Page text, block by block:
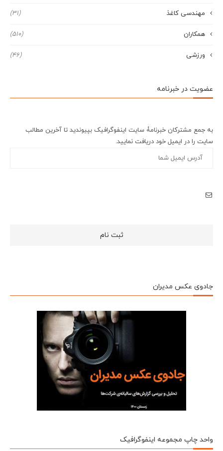
مهندسی کاغذ (31)
همکاران (510)
ورزشی (46)
عضویت در خبرنامه
به جمع مشترکان خبرنامۀ سایت اینفوگرافیک بپیوندید تا آخرین مطالب
سایت را در ایمیل خود دریافت نمایید.
جادوی عکس مدیران
واحد چاپ مجموعه اینفوگرافیک